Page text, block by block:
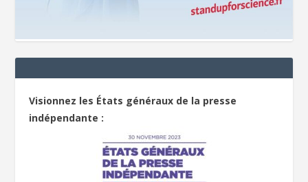
Visionnez les États généraux de la presse
indépendante :